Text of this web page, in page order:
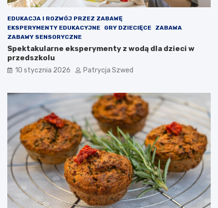
a
d
z
i
e
i
–
a
z
i
a
ł
a
i
a
k
t
o
,
b
y
z
i
c
u
c
z
ę
s
z
c
z
a
EDUKACJA I ROZWÓJ PRZEZ ZABAWĘ
EKSPERYMENTY EDUKACYJNE
GRY DZIECIĘCE
ZABAWA
ZABAWY SENSORYCZNE
Spektakularne eksperymenty z wodą dla dzieci w
przedszkolu
10 stycznia 2026 Patrycja Szwed